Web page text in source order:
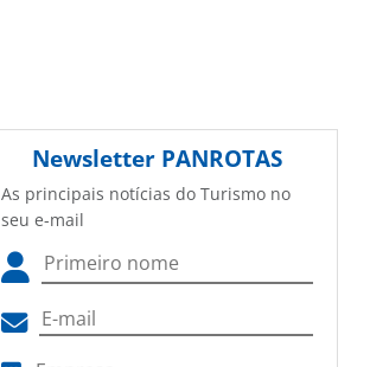
Newsletter PANROTAS
As principais notícias do Turismo no
seu e-mail